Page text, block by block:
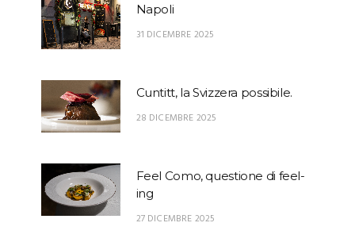
Napoli
31 DICEMBRE 2025
Cuntitt, la Svizzera possibile.
28 DICEMBRE 2025
Feel Como, questione di feel-
ing
27 DICEMBRE 2025